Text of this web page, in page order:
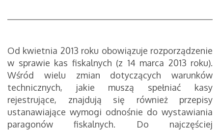
Od kwietnia 2013 roku obowiązuje rozporządzenie
w sprawie kas fiskalnych (z 14 marca 2013 roku).
Wśród wielu zmian dotyczących warunków
technicznych, jakie muszą spełniać kasy
rejestrujące, znajdują się również przepisy
ustanawiające wymogi odnośnie do wystawiania
paragonów fiskalnych. Do najczęściej